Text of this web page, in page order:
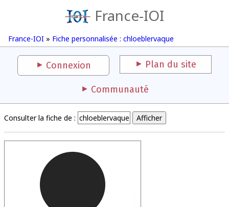
France-IOI
France-IOI » Fiche personnalisée : chloeblervaque
Connexion Plan du site
Communauté
Consulter la fiche de :